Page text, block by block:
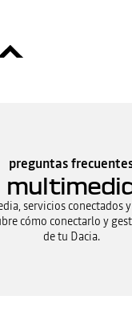
preguntas
servicios conectados
cómo conectarlo y
de tu Dacia.